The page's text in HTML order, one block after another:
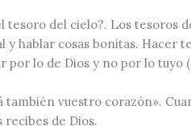
tesoro del cielo?. Los tesoros
y hablar cosas bonitas. Hacer
por lo de Dios y no por lo tuyo
también vuestro corazón».
recibes de Dios.